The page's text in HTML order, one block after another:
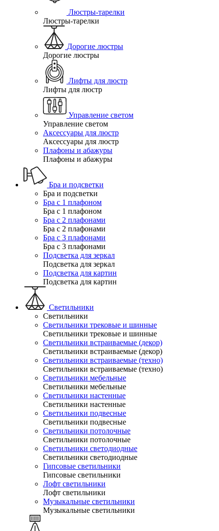
Люстры-тарелки
Люстры-тарелки
Дорогие люстры
Дорогие люстры
Лифты для люстр
Лифты для люстр
Управление светом
Управление светом
Аксессуары для люстр
Аксессуары для люстр
Плафоны и абажуры
Плафоны и абажуры
Бра и подсветки
Бра и подсветки
Бра с 1 плафоном
Бра с 1 плафоном
Бра с 2 плафонами
Бра с 2 плафонами
Бра с 3 плафонами
Бра с 3 плафонами
Подсветка для зеркал
Подсветка для зеркал
Подсветка для картин
Подсветка для картин
Светильники
Светильники
Светильники трековые и шинные
Светильники трековые и шинные
Светильники встраиваемые (декор)
Светильники встраиваемые (декор)
Светильники встраиваемые (техно)
Светильники встраиваемые (техно)
Светильники мебельные
Светильники мебельные
Светильники настенные
Светильники настенные
Светильники подвесные
Светильники подвесные
Светильники потолочные
Светильники потолочные
Светильники светодиодные
Светильники светодиодные
Гипсовые светильники
Гипсовые светильники
Лофт светильники
Лофт светильники
Музыкальные светильники
Музыкальные светильники